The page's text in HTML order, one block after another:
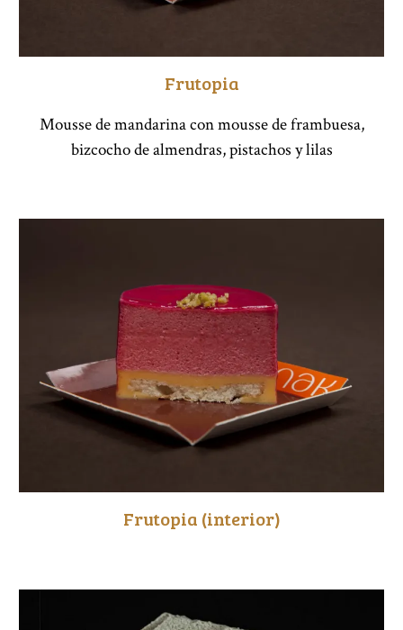
Frutopia
Mousse de mandarina con mousse de frambuesa,
bizcocho de almendras, pistachos y lilas
Frutopia (interior)